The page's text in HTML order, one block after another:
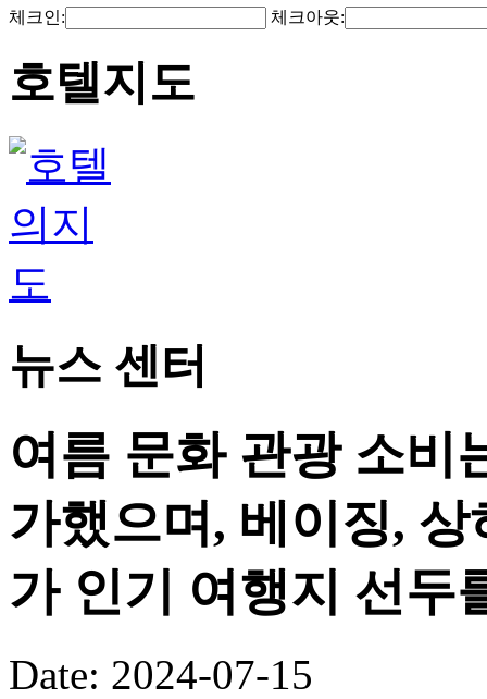
체크인: 체크아웃:
호텔지도
뉴스 센터
여름 문화 관광 소비
가했으며, 베이징,
가 인기 여행지 선두
Date: 2024-07-15